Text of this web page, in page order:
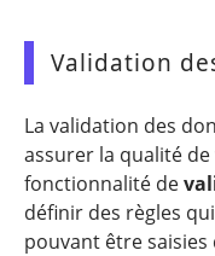
Validation
La validation des
assurer la qualité
fonctionnalité de
définir des règles
pouvant être saisies